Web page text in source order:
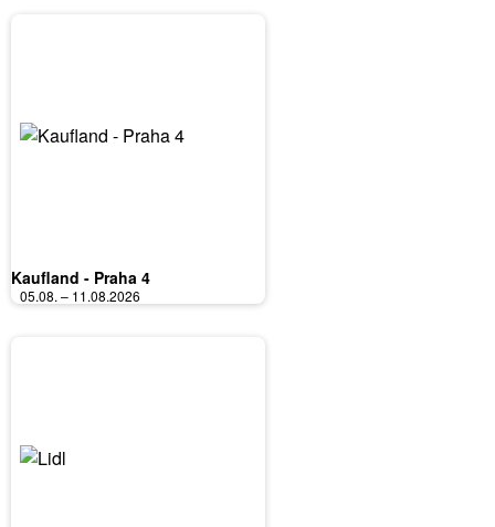
Kaufland - Praha 4
05.08. – 11.08.2026